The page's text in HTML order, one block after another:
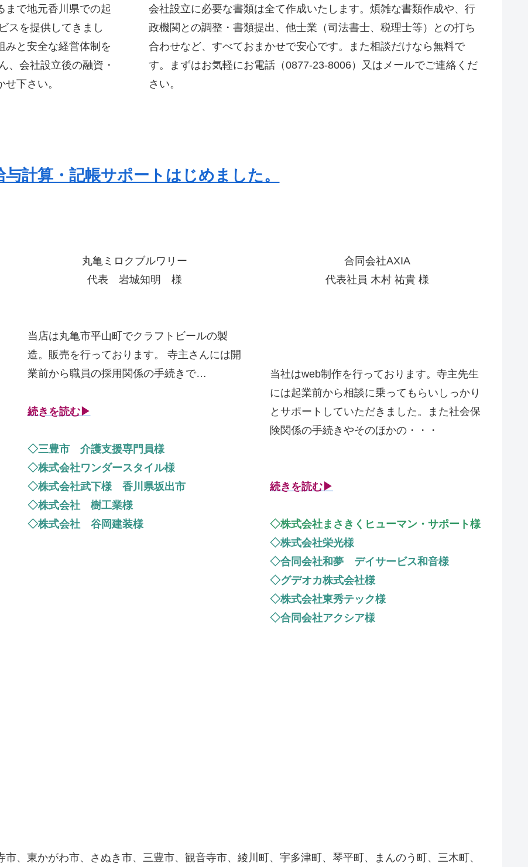
まで地元香川県での起
スを提供してきまし
みと安全な経営体制を
、会社設立後の融資・
下さい。
会社設立に必要な書類は全て作成いたします。煩雑な書類作成や、行
政機関との調整・書類提出、他士業（司法書士、税理士等）との打ち
合わせなど、すべておまかせで安心です。また相談だけなら無料で
す。まずはお気軽にお電話（0877-23-8006）又はメールでご連絡くだ
さい。
与計算・記帳サポートはじめました。
丸亀ミロクブルワリー
代表 岩城知明 様
当店は丸亀市平山町でクラフトビールの製
造。販売を行っております。 寺主さんには開
業前から職員の採用関係の手続きで…
続きを読む▶
◇三豊市 介護支援専門員様
◇株式会社ワンダースタイル様
◇株式会社武下様 香川県坂出市
◇株式会社 樹工業様
◇株式会社 谷岡建装様
合同会社AXIA
代表社員 木村 祐貴 様
当社はweb制作を行っております。寺主先生
には起業前から相談に乗ってもらいしっかり
とサポートしていただきました。また社会保
険関係の手続きやそのほかの・・・
続きを読む▶
◇株式会社まさきくヒューマン・サポート様
◇株式会社栄光様
◇合同会社和夢 デイサービス和音様
◇グデオカ株式会社様
◇株式会社東秀テック様
◇合同会社アクシア様
、東かがわ市、さぬき市、三豊市、観音寺市、綾川町、宇多津町、琴平町、まんのう町、三木町、